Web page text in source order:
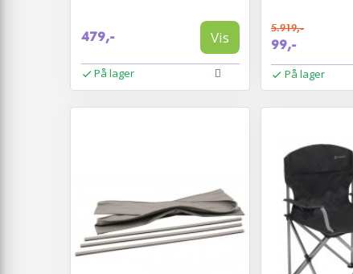
479,- Vis
På lager
5.919,-
99,-
På lager